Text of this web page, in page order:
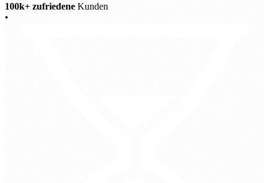
100k+ zufriedene Kunden
•